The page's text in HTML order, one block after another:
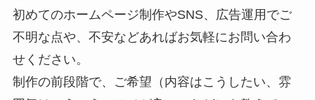
初めてのホームページ制作やSNS、広告運用でご
不明な点や、不安などあればお気軽にお問い合わ
せください。
制作の前段階で、ご希望（内容はこうしたい、雰